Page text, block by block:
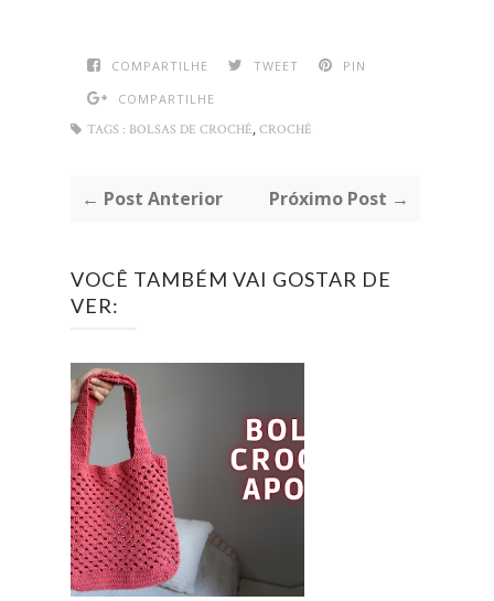
COMPARTILHE TWEET
PIN
COMPARTILHE
TAGS : BOLSAS DE CROCHÊ, CROCHÊ
← Post Anterior Próximo Post →
VOCÊ TAMBÉM VAI GOSTAR DE
VER: